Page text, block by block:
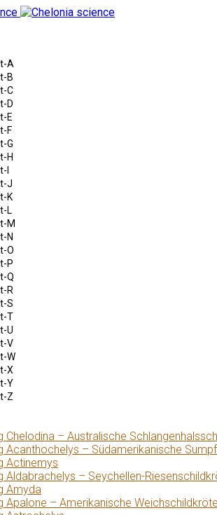
A
B
C
D
E
F
G
H
I
J
K
L
M
N
O
P
Q
R
S
T
U
V
W
X
Y
Z
Chelodina – Australische
Acanthochelys – Südamerikanische
Actinemys
Aldabrachelys – Seychellen-
Amyda
Apalone – Amerikanische